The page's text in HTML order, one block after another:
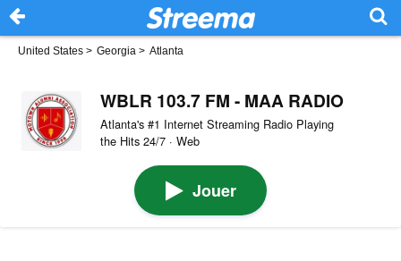
United States > Georgia > Atlanta
WBLR 103.7 FM - MAA RADIO
Atlanta's #1 Internet Streaming Radio Playing
the Hits 24/7 · Web
Jouer